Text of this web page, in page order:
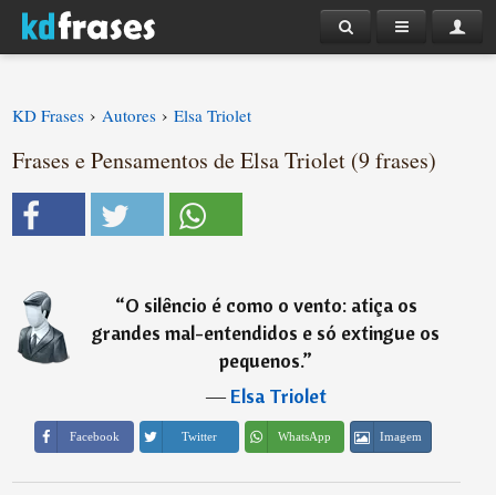
KD Frases › Autores › Elsa Triolet
Frases e Pensamentos de Elsa Triolet (9 frases)
“O silêncio é como o vento: atiça os
grandes mal-entendidos e só extingue os
pequenos.”
―Elsa Triolet
Facebook Twitter WhatsApp Imagem